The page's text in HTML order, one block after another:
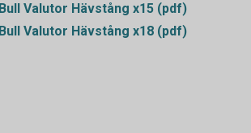
Valutor Hävstång x15 (pdf)
Valutor Hävstång x18 (pdf)